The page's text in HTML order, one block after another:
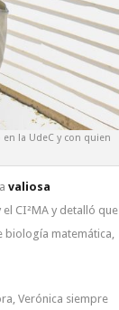
la UdeC y con quien
valiosa
CI²MA y detalló que
biología matemática,
Verónica siempre